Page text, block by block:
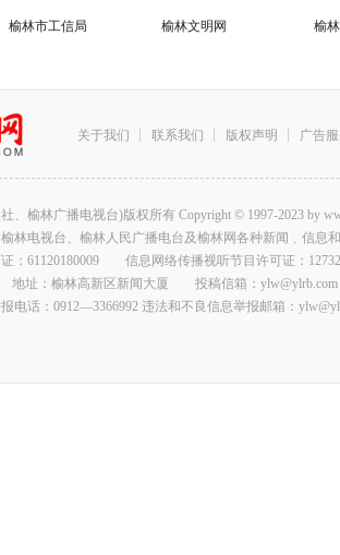
榆林市工信局 榆林文明网 榆
关于我们 联系我们 版权声明 广告
、榆林广播电视台)版权所有 Copyright © 1997-2023 by
林电视台、榆林人民广播电台及榆林网各种新闻﹑信
：61120180009 信息网络传播视听节目许可证：
地址：榆林高新区新闻大厦 投稿信箱：ylw@ylrb.com
电话：0912—3366992 违法和不良信息举报邮箱：